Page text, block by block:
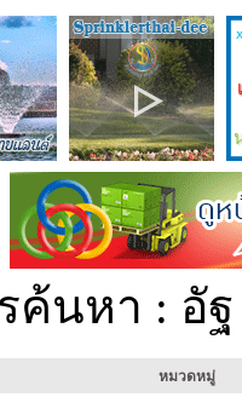
ค้นหา : อั
หมวดหมู่